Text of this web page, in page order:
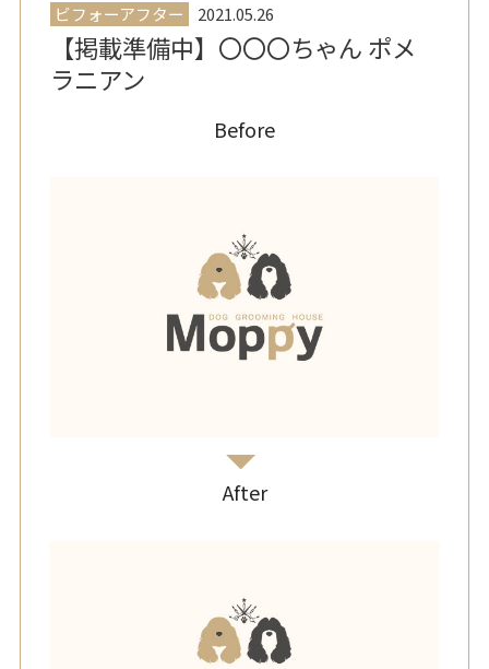
ビフォーアフター 2021.05.26
【掲載準備中】〇〇〇ちゃん ポメ
ラニアン
Before
After